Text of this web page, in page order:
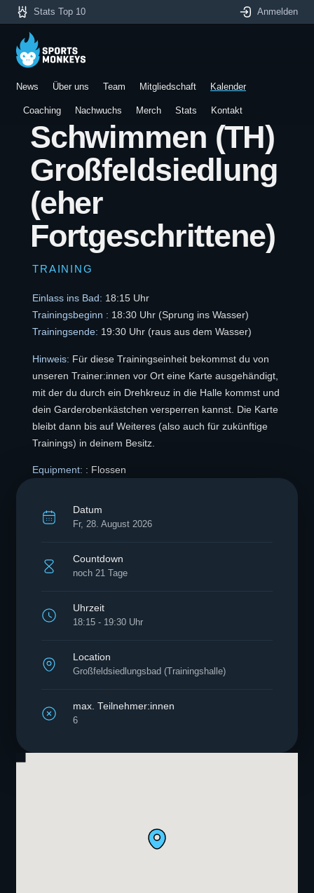
Stats Top 10 Anmelden
News Über uns Team Mitgliedschaft Kalender
Coaching Nachwuchs Merch Stats Kontakt
Schwimmen (TH)
Großfeldsiedlung
(eher
Fortgeschrittene)
TRAINING
Einlass ins Bad: 18:15 Uhr
Trainingsbeginn : 18:30 Uhr (Sprung ins Wasser)
Trainingsende: 19:30 Uhr (raus aus dem Wasser)
Hinweis: Für diese Trainingseinheit bekommst du von
unseren Trainer:innen vor Ort eine Karte ausgehändigt,
mit der du durch ein Drehkreuz in die Halle kommst und
dein Garderobenkästchen versperren kannst. Die Karte
bleibt dann bis auf Weiteres (also auch für zukünftige
Trainings) in deinem Besitz.
Equipment: : Flossen
Datum
Fr, 28. August 2026
Countdown
noch 21 Tage
Uhrzeit
18:15 - 19:30 Uhr
Location
Großfeldsiedlungsbad (Trainingshalle)
max. Teilnehmer:innen
6